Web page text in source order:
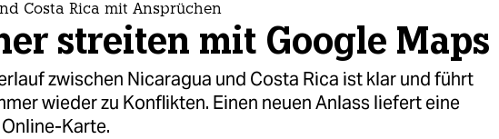
Costa Rica mit Ansprüchen
streiten mit Google Maps
zwischen Nicaragua und Costa Rica ist klar und führt
wieder zu Konflikten. Einen neuen Anlass liefert eine
Karte.